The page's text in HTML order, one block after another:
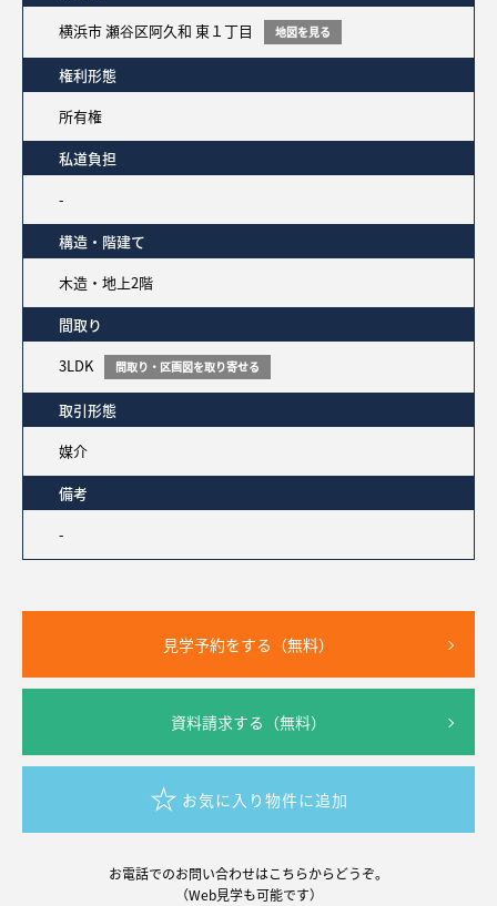
横浜市 瀬谷区阿久和 東１丁目
地図を見る
権利形態
所有権
私道負担
-
構造・階建て
木造・地上2階
間取り
3LDK
間取り・区画図を取り寄せる
取引形態
媒介
備考
-
見学予約をする（無料）
資料請求する（無料）
お気に入り物件に追加
お電話でのお問い合わせはこちらからどうぞ。
（Web見学も可能です）